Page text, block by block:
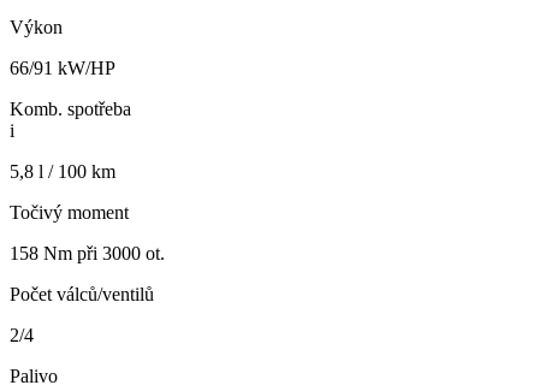
Výkon
66/91 kW/HP
Komb. spotřeba
i
5,8 l / 100 km
Točivý moment
158 Nm při 3000 ot.
Počet válců/ventilů
2/4
Palivo